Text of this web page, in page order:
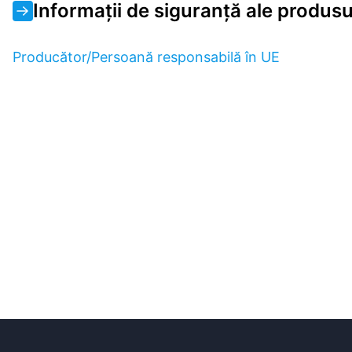
Informații de siguranță ale
Producător/Persoană responsabilă în UE